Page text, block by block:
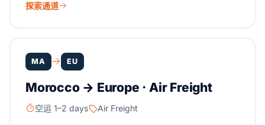
探索通道
MA EU
Morocco → Europe · Air Freight
空运 1–2 days Air Freight